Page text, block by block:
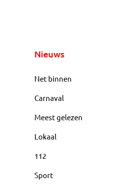
Nieuws
Net binnen
Carnaval
Meest gelezen
Lokaal
112
Sport